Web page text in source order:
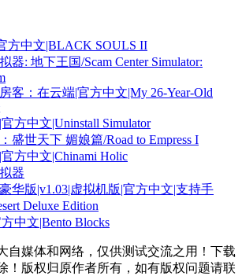
方中文|BLACK SOULS II
器: 地下王国/Scam Center Simulator:
客：在云端|官方中文|My 26-Year-Old
方中文|Uninstall Simulator
盛世天下 媚娘篇/Road to Empress I
方中文|Chinami Holic
器
华版|v1.03|虚拟机版|官方中文|支持手
Deluxe Edition
中文|Bento Blocks
自媒体和网络，仅供测试交流之用！下载
！版权归原作者所有，如有版权问题请联